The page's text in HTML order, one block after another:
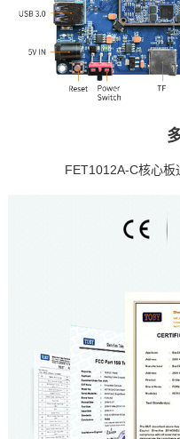
FET1012A-C核心板